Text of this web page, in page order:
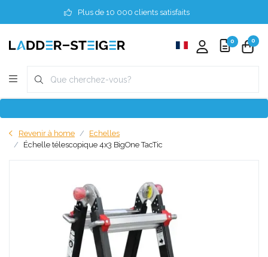
Plus de 10 000 clients satisfaits
0 0
Revenir à home
Echelles
Échelle télescopique 4x3 BigOne TacTic